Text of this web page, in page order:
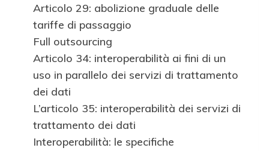
Articolo 29: abolizione graduale delle
tariffe di passaggio
Full outsourcing
Articolo 34: interoperabilità ai fini di un
uso in parallelo dei servizi di trattamento
dei dati
L’articolo 35: interoperabilità dei servizi di
trattamento dei dati
Interoperabilità: le specifiche